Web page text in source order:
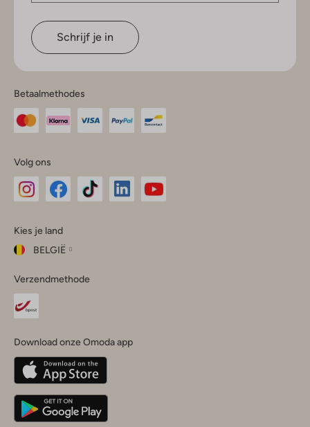
Schrijf je in
Betaalmethodes
Volg ons
InstagramFacebook
Kies je land
BELGIË
je
land
Belgique(Français)
Deutschland
Verzendmethode
Download onze Omoda app